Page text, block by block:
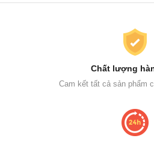
Chất lượng
Cam kết tất cả sản phẩm